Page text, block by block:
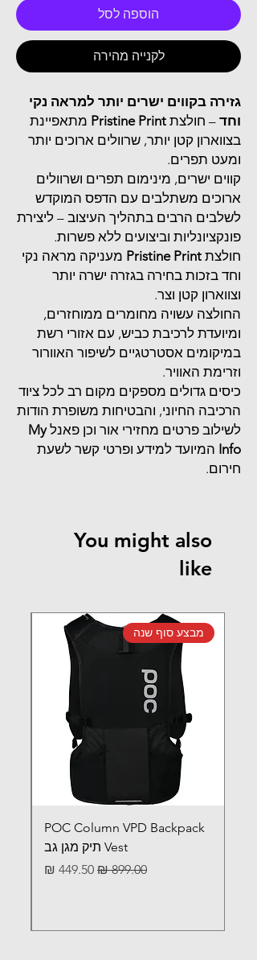
הוספה לסל
לקנייה מהירה
גזירה בקווים ישרים יותר למראה נקי
וחד – חולצת Pristine Print מתאפיינת
בצווארון קטן יותר, שרוולים ארוכים יותר
ומעט תפרים.
קווים ישרים, מינימום תפרים ושרוולים
ארוכים משתלבים עם הדפס המוקדש
לשלבים הרבים בתהליך העיצוב – ליצירת
פונקציונליות וביצועים ללא פשרות.
חולצת Pristine Print מעניקה מראה נקי
וחד בזכות בחירה בגזרה ישרה יותר
וצווארון קטן וצר.
החולצה עשויה מחומרים ממוחזרים,
ומיועדת לרכיבת כביש, עם אזורי רשת
במיקומים אסטרטגיים לשיפור האוורור
וזרימת האוויר.
כיסים גדולים מספקים מקום רב לכל ציוד
הרכיבה החיוני, והבטיחות משופרת הודות
לשילוב פרטים מחזירי אור וכן פאנלMy
Info המיועד למידע ופרטי קשר לשעת
חירום.
You might also
like
מבצע סוף שנה
POC Column VPD Backpack
Vest תיק מגן גב
מחיר רגיל מחיר מבצע